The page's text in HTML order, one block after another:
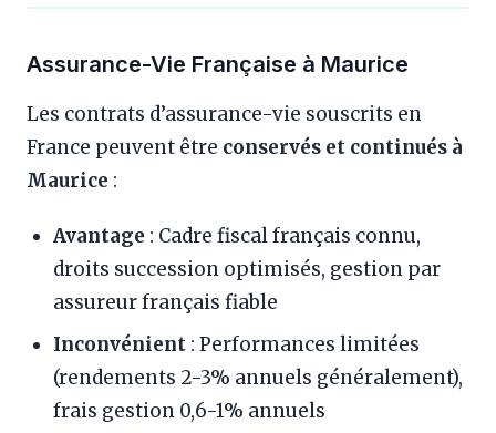
Assurance-Vie Française à Maurice
Les contrats d’assurance-vie souscrits en
France peuvent être conservés et continués à
Maurice :
Avantage : Cadre fiscal français connu,
droits succession optimisés, gestion par
assureur français fiable
Inconvénient : Performances limitées
(rendements 2-3% annuels généralement),
frais gestion 0,6-1% annuels